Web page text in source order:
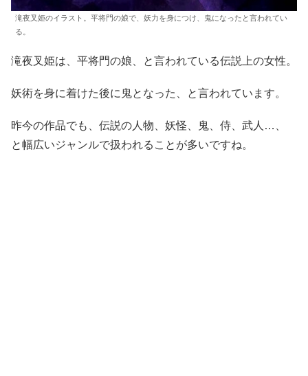
滝夜叉姫のイラスト。平将門の娘で、妖力を身につけ、鬼になったと言われてい
る。
滝夜叉姫は、平将門の娘、と言われている伝説上の女性。
妖術を身に着けた後に鬼となった、と言われています。
昨今の作品でも、伝説の人物、妖怪、鬼、侍、武人…、
と幅広いジャンルで扱われることが多いですね。